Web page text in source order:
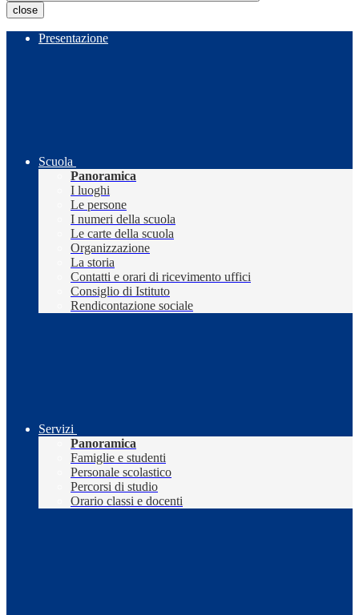
close
Presentazione
Scuola
Panoramica
I luoghi
Le persone
I numeri della scuola
Le carte della scuola
Organizzazione
La storia
Contatti e orari di ricevimento uffici
Consiglio di Istituto
Rendicontazione sociale
Servizi
Panoramica
Famiglie e studenti
Personale scolastico
Percorsi di studio
Orario classi e docenti